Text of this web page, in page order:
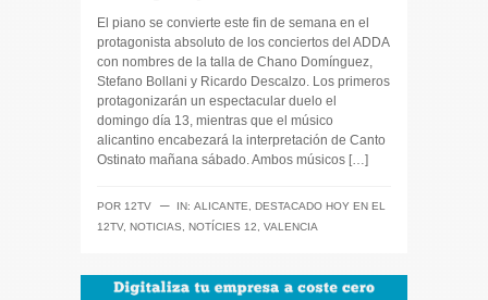
El piano se convierte este fin de semana en el
protagonista absoluto de los conciertos del ADDA
con nombres de la talla de Chano Domínguez,
Stefano Bollani y Ricardo Descalzo. Los primeros
protagonizarán un espectacular duelo el
domingo día 13, mientras que el músico
alicantino encabezará la interpretación de Canto
Ostinato mañana sábado. Ambos músicos […]
POR 12TV ─ IN: ALICANTE, DESTACADO HOY EN EL
12TV, NOTICIAS, NOTÍCIES 12, VALENCIA